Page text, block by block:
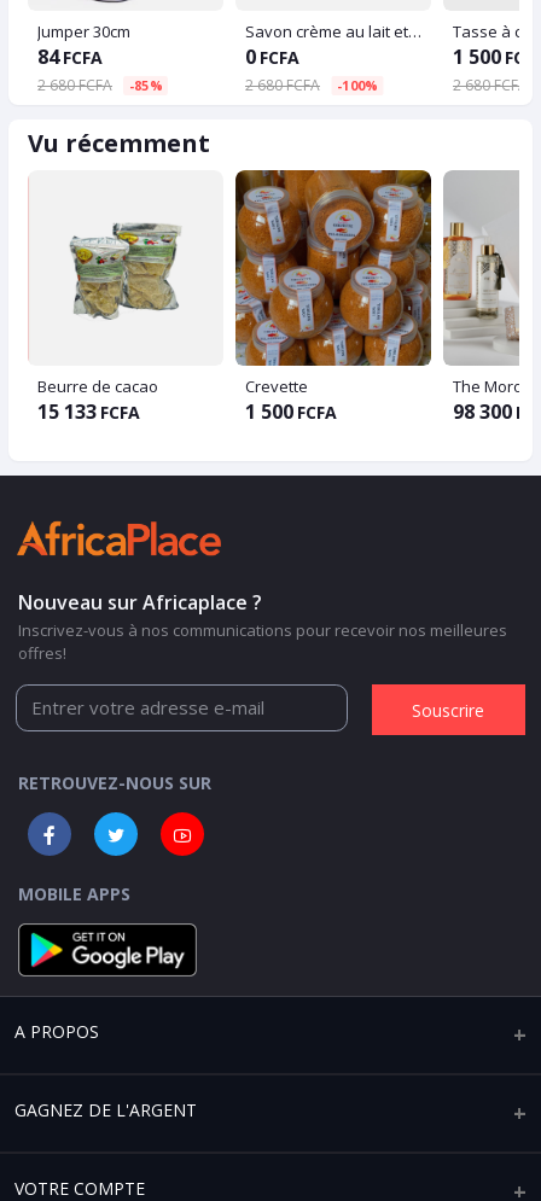
Jumper 30cm
84 FCFA
2 680 FCFA -85%
Savon crème au lait et au miel - Balea - 150 g
0 FCFA
2 680 FCFA -100%
1 500
2 680 FCFA
Vu récemment
Beurre de cacao
15 133 FCFA
Crevette
1 500 FCFA 98 300
Nouveau sur Africaplace ?
Inscrivez-vous à nos communications pour recevoir nos meilleures
offres!
Souscrire
RETROUVEZ-NOUS SUR
MOBILE APPS
A PROPOS
Qui sommes-nous ?
Paramètres de confidentialité
GAGNEZ DE L'ARGENT
Vendre sur Africaplace
VOTRE COMPTE